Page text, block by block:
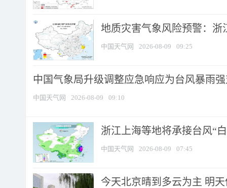
地质灾害气象风险预警：浙
中国天气网 2026-08-09 09:25
中国气象局升级调整应急响应为台风暴雨
中国天气网 2026-08-09 09:10
浙江上海等地将承接台风“
中国天气网 2026-08-09 07:45
今天北京晴到多云为主 明